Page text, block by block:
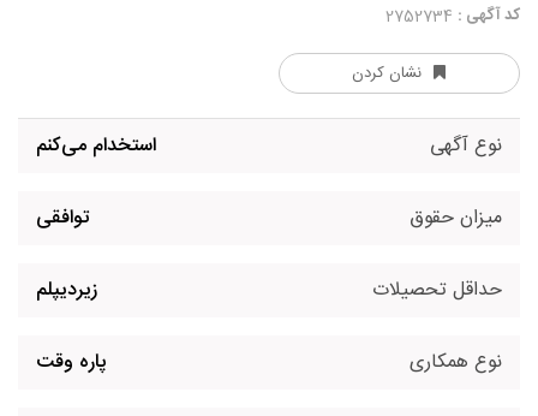
کد آگهی :
نشان کردن
نوع آگهی استخدام می‌کنم
میزان حقوق توافقی
حداقل تحصیلات زیردیپلم
نوع همکاری پاره وقت